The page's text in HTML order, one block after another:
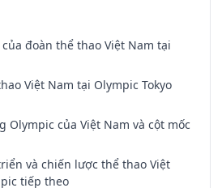
đoàn thể thao Việt Nam tại
Việt Nam tại Olympic Tokyo
Olympic của Việt Nam và cột mốc
và chiến lược thể thao Việt
tiếp theo